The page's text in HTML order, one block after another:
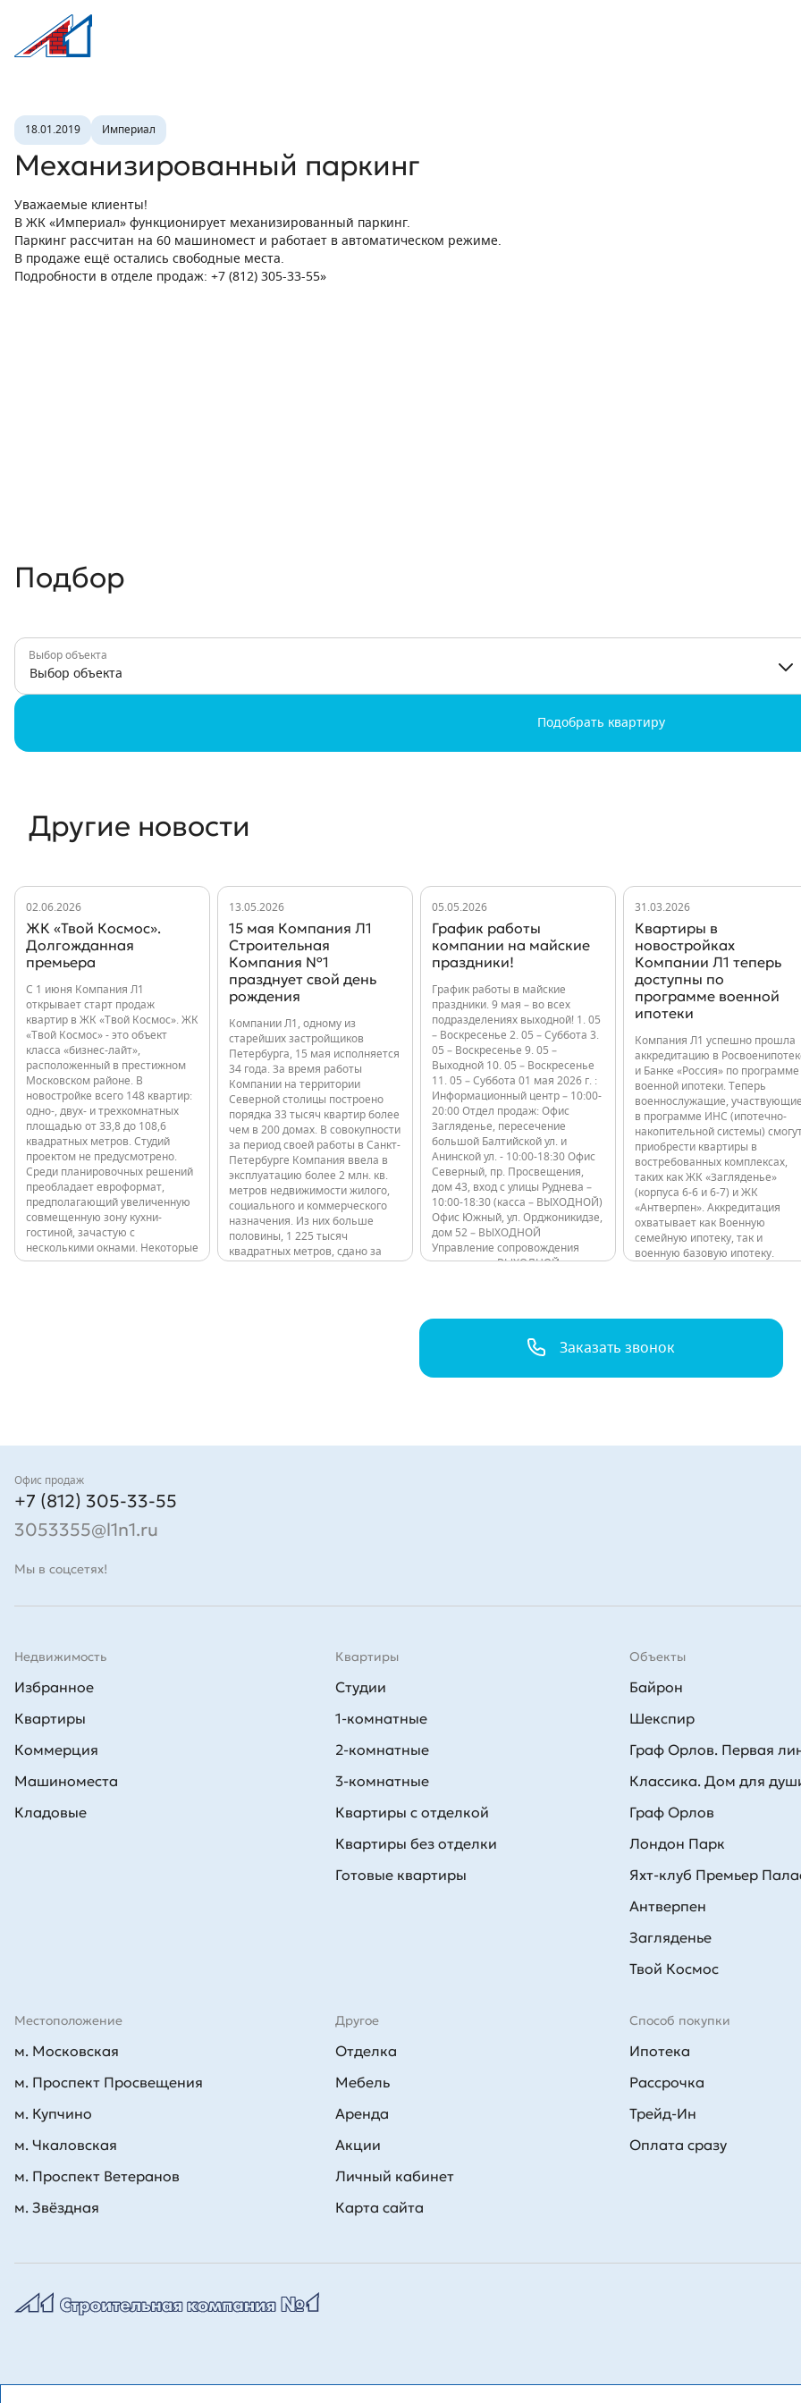
Л1 Строительная компания №1
Новость
18.01.2019 Империал
Механизированный паркинг
Уважаемые клиенты!
В ЖК «Империал» функционирует механизированный паркинг.
Паркинг рассчитан на 60 машиномест и работает в автоматическом режиме.
В продаже ещё остались свободные места.
Подробности в отделе продаж: +7 (812) 305-33-55»
Подбор
Выбор объекта
Выбор объекта
Подобрать квартиру
Другие новости
02.06.2026
ЖК «Твой Космос».
Долгожданная
премьера
С 1 июня Компания Л1
открывает старт продаж
квартир в ЖК «Твой Космос». ЖК
«Твой Космос» - это объект
класса «бизнес-лайт»,
расположенный в престижном
Московском районе. В
новостройке всего 148 квартир:
одно-, двух- и трехкомнатных
площадью от 33,8 до 108,6
квадратных метров. Студий
проектом не предусмотрено.
Среди планировочных решений
преобладает евроформат,
предполагающий увеличенную
совмещенную зону кухни-
гостиной, зачастую с
несколькими окнами. Некоторые
квартиры имеют мастер-
13.05.2026
15 мая Компания Л1
Строительная
Компания №1
празднует свой день
рождения
Компании Л1, одному из
старейших застройщиков
Петербурга, 15 мая исполняется
34 года. За время работы
Компании на территории
Северной столицы построено
порядка 33 тысяч квартир более
чем в 200 домах. В совокупности
за период своей работы в Санкт-
Петербурге Компания ввела в
эксплуатацию более 2 млн. кв.
метров недвижимости жилого,
социального и коммерческого
назначения. Из них больше
половины, 1 225 тысяч
квадратных метров, сдано за
05.05.2026
График работы
компании на майские
праздники!
График работы в майские
праздники. 9 мая – во всех
подразделениях выходной! 1. 05
– Воскресенье 2. 05 – Суббота 3.
05 – Воскресенье 9. 05 –
Выходной 10. 05 – Воскресенье
11. 05 – Суббота 01 мая 2026 г. :
Информационный центр – 10:00-
20:00 Отдел продаж: Офис
Загляденье, пересечение
большой Балтийской ул. и
Анинской ул. - 10:00-18:30 Офис
Северный, пр. Просвещения,
дом 43, вход с улицы Руднева –
10:00-18:30 (касса – ВЫХОДНОЙ)
Офис Южный, ул. Орджоникидзе,
дом 52 – ВЫХОДНОЙ
Управление сопровождения
договоров – ВЫХОДНОЙ
31.03.2026
Квартиры в
новостройках
Компании Л1 теперь
доступны по
программе военной
ипотеки
Компания Л1 успешно прошла
аккредитацию в
и Банке «Россия» по программе
военной ипотеки. Теперь
военнослужащие, участвующие
в программе ИНС (ипотечно-
накопительной системы)
приобрести квартиры в
востребованных комплексах,
таких как ЖК «Загляденье»
(корпуса 6-6 и 6-7) и ЖК
«Антверпен». Аккредитация
охватывает как Военную
семейную ипотеку, так и
военную базовую ипотеку.
подходящий для себя вариант
квартир. ЖК «Загляденье» –…
Заказать звонок
Контакты
Офис продаж
+7 (812) 305-33-55
3053355@l1n1.ru
Мы в соцсетях!
Квартиры
Студии
1-комнатные
2-комнатные
3-комнатные
Квартиры с отделкой
Квартиры без отделки
Готовые квартиры
Недвижимость
Избранное
Квартиры
Коммерция
Машиноместа
Кладовые
Способ покупки
Ипотека
Рассрочка
Трейд-Ин
Оплата сразу
Объекты
Байрон
Шекспир
Граф Орлов. Первая
Классика. Дом для
Граф Орлов
Лондон Парк
Яхт-клуб Премьер
Антверпен
Загляденье
Твой Космос
Другое
Отделка
Мебель
Аренда
Акции
Личный кабинет
Карта сайта
Местоположение
м. Московская
м. Проспект Просвещения
м. Купчино
м. Чкаловская
м. Проспект Ветеранов
м. Звёздная